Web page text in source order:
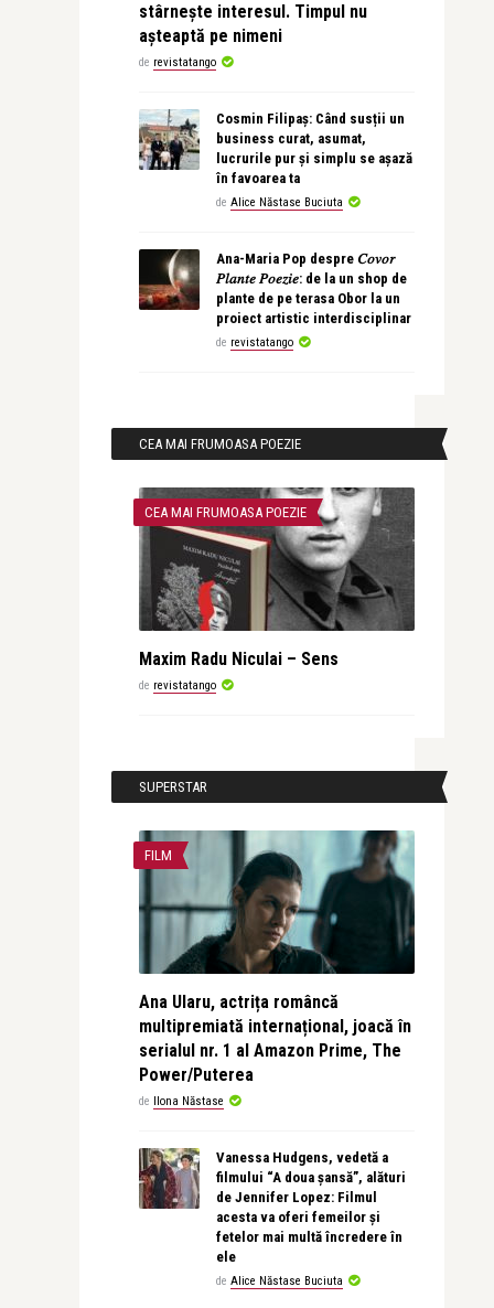
stârnește interesul. Timpul nu
așteaptă pe nimeni
de revistatango
Cosmin Filipaș: Când susții un
business curat, asumat,
lucrurile pur și simplu se așază
în favoarea ta
de Alice Năstase Buciuta
Ana-Maria Pop despre 𝐶𝑜𝑣𝑜𝑟
𝑃𝑙𝑎𝑛𝑡𝑒 𝑃𝑜𝑒𝑧𝑖𝑒: de la un shop de
plante de pe terasa Obor la un
proiect artistic interdisciplinar
de revistatango
CEA MAI FRUMOASA POEZIE
CEA MAI FRUMOASA POEZIE
Maxim Radu Niculai – Sens
de revistatango
SUPERSTAR
FILM
Ana Ularu, actrița româncă
multipremiată internațional, joacă în
serialul nr. 1 al Amazon Prime, The
Power/Puterea
de Ilona Năstase
Vanessa Hudgens, vedetă a
filmului “A doua șansă”, alături
de Jennifer Lopez: Filmul
acesta va oferi femeilor și
fetelor mai multă încredere în
ele
de Alice Năstase Buciuta